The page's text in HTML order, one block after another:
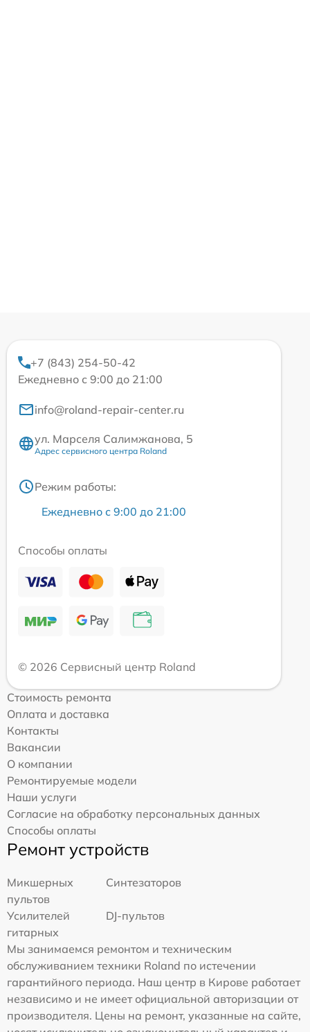
+7 (843) 254-50-42
Ежедневно с 9:00 до 21:00
info@roland-repair-center.ru
ул. Марселя Салимжанова, 5
Адрес сервисного центра Roland
Режим работы:
Ежедневно с 9:00 до 21:00
Способы оплаты
© 2026 Сервисный центр Roland
Стоимость ремонта
Оплата и доставка
Контакты
Вакансии
О компании
Ремонтируемые модели
Наши услуги
Согласие на обработку персональных данных
Способы оплаты
Ремонт устройств
Микшерных
пультов
Синтезаторов
Усилителей
гитарных
DJ-пультов
Мы занимаемся ремонтом и техническим
обслуживанием техники Roland по истечении
гарантийного периода. Наш центр в Кирове работает
независимо и не имеет официальной авторизации от
производителя. Цены на ремонт, указанные на сайте,